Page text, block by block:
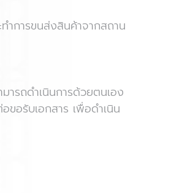
ำการขนส่งสินค้าจากสถาน
รถดำเนินการด้วยตนเอง
อรับเอกสาร เพื่อดำเนิน